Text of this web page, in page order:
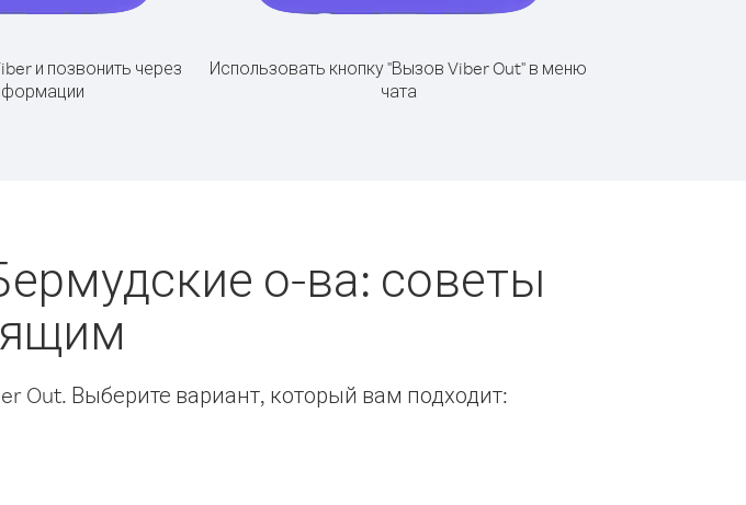
и позвонить через
Использовать кнопку "Вызов Viber Out" в меню
чата
о-ва: советы
Out. Выберите вариант, который вам подходит: